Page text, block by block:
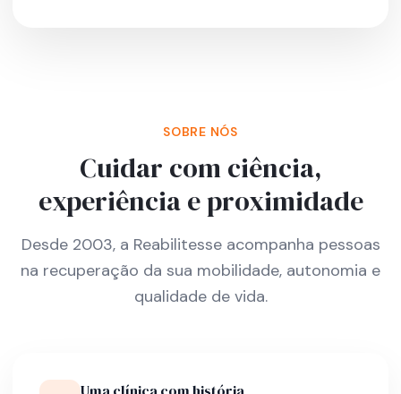
SOBRE NÓS
Cuidar com ciência,
experiência e proximidade
Desde 2003, a Reabilitesse acompanha pessoas
na recuperação da sua mobilidade, autonomia e
qualidade de vida.